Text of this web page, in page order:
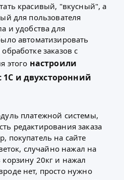
красивый, "вкусный", а
для пользователя
и удобства для
автоматизировать
заказов с
этого настроили
и двухсторонний
платежной системы,
редактирования заказа
покупатель на сайте
случайно нажал на
20кг и нажал
нет, просто нужно